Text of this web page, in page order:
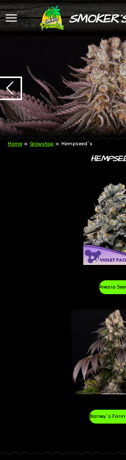
Zum
Hauptinhalt
springen
Home » Growshop » Hempseed`s
Anesia
Barney`s Farm